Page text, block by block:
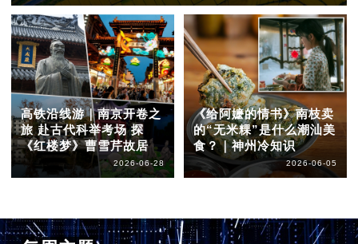
高铁沿线游｜南京开卷之
旅 赴古代科举考场 探
《红楼梦》曹雪芹故居
2026-06-28
《给阿嬷的情书》南枝卖
的“无米粿”是什么潮汕美
食？｜神州冷知识
2026-06-05